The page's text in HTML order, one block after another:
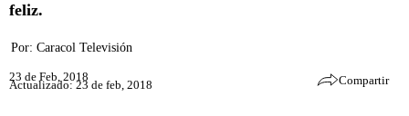
feliz.
Por: Caracol Televisión
23 de Feb, 2018
Actualizado: 23 de feb, 2018 Compartir